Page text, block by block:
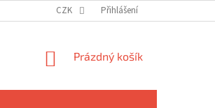
CZK Přihlášení
NÁKUPNÍ
Prázdný košík